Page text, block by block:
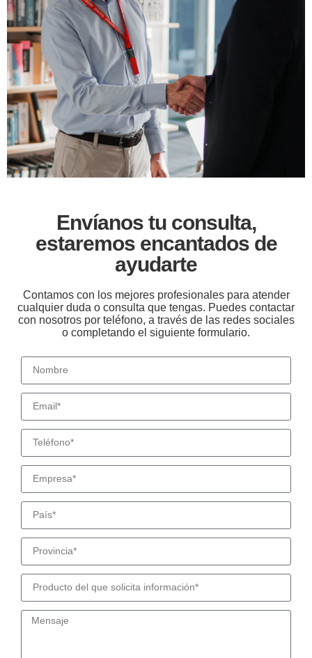
Envíanos tu consulta,
estaremos encantados de
ayudarte
Contamos con los mejores profesionales para atender
cualquier duda o consulta que tengas. Puedes contactar
con nosotros por teléfono, a través de las redes sociales
o completando el siguiente formulario.